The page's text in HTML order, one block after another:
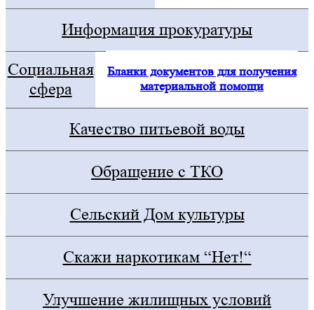
Информация прокуратуры
Социальная
сфера
Бланки документов для получения
материальной помощи
Качество питьевой воды
Обращение с ТКО
Сельский Дом культуры
Скажи наркотикам “Нет!“
Улучшение жилищных условий